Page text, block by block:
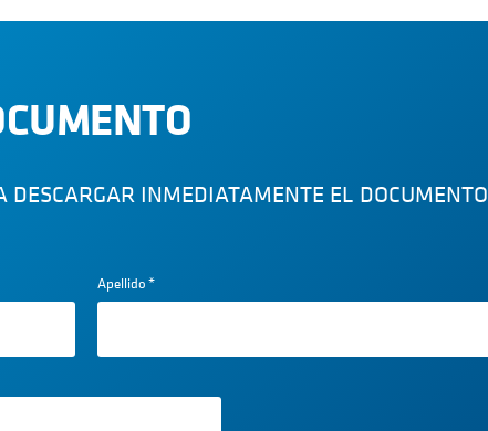
INMEDIATAMENTE EL DOCUMENTO
Apellido*